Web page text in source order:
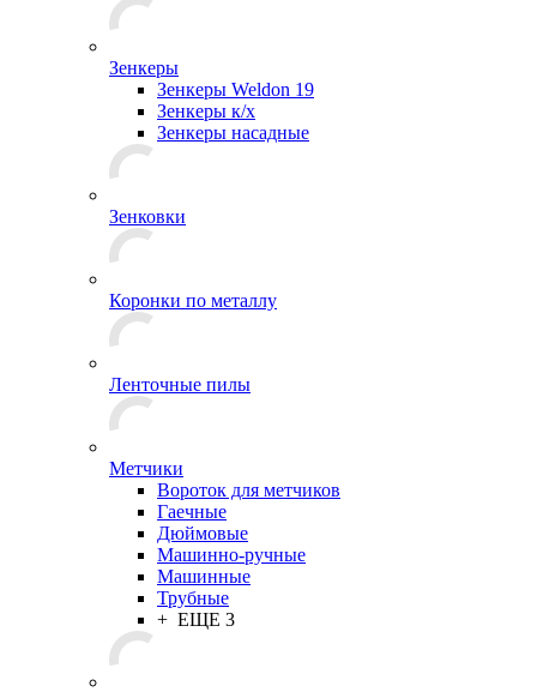
Зенкеры
Зенкеры Weldon 19
Зенкеры к/х
Зенкеры насадные
Зенковки
Коронки по металлу
Ленточные пилы
Метчики
Вороток для метчиков
Гаечные
Дюймовые
Машинно-ручные
Машинные
Трубные
+ ЕЩЕ 3